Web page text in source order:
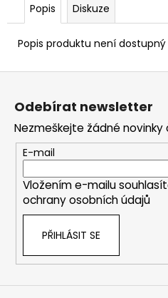
Popis Diskuze
Popis produktu není dostupný
Z
Odebírat newsletter
Nezmeškejte žádné novinky
E-mail
Vložením e-mailu
ochrany osobních údajů
PŘIHLÁSIT SE